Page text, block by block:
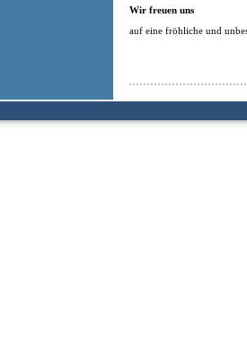
Wir freuen uns
auf eine fröhliche und